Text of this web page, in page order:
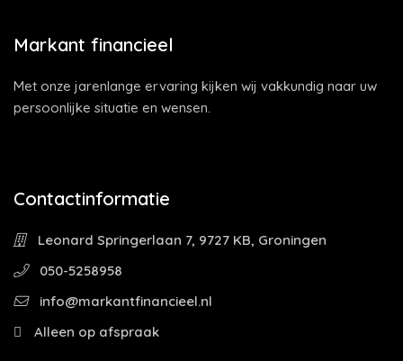
Markant financieel
Met onze jarenlange ervaring kijken wij vakkundig naar uw
persoonlijke situatie en wensen.
Contactinformatie
Leonard Springerlaan 7, 9727 KB, Groningen
050-5258958
info@markantfinancieel.nl
Alleen op afspraak